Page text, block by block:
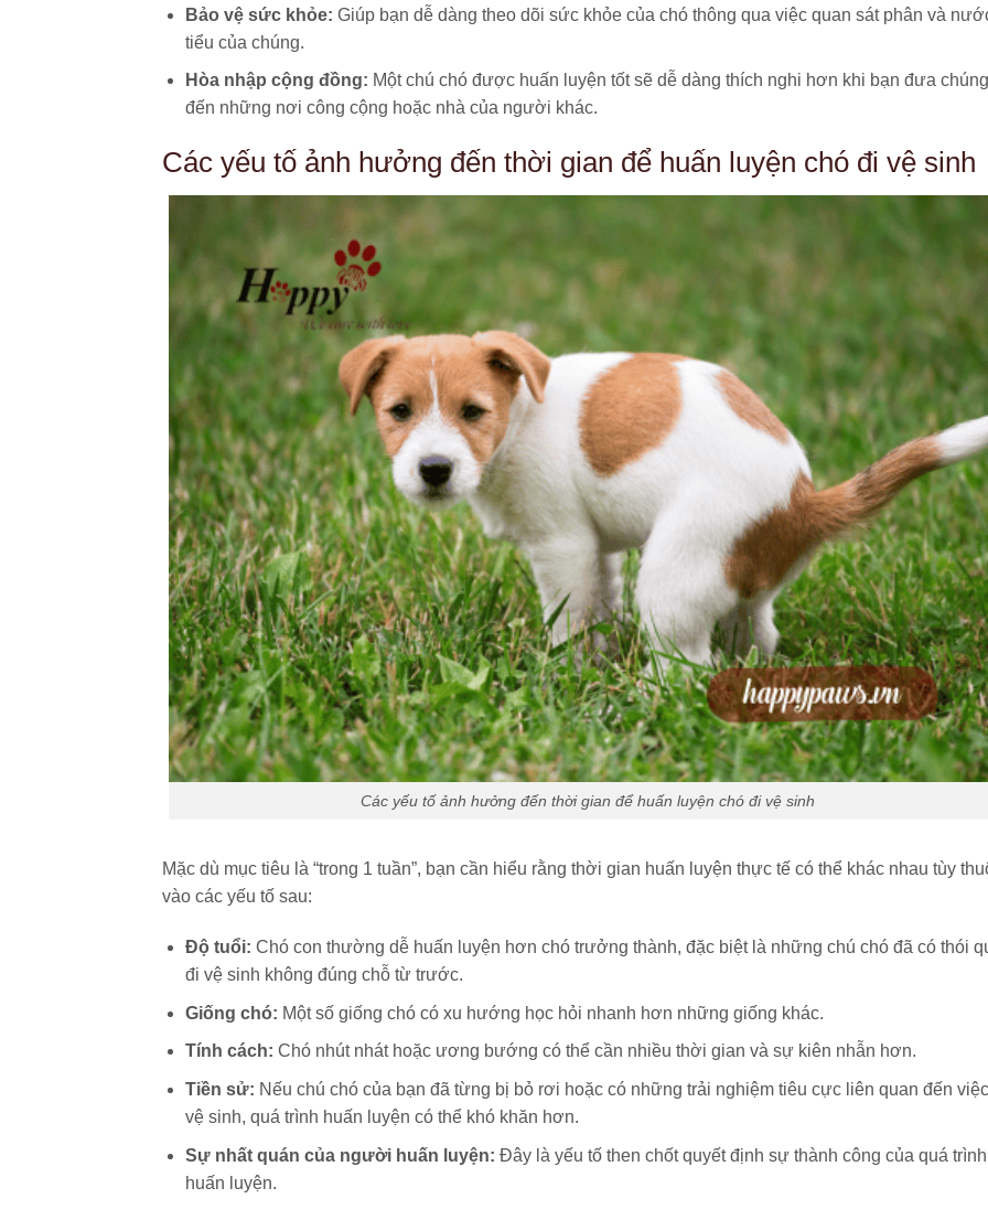
Bảo vệ sức khỏe: Giúp bạn dễ dàng theo dõi sức khỏe của chó thông qua việc quan sát phân và
tiểu của chúng.
Hòa nhập cộng đồng: Một chú chó được huấn luyện tốt sẽ dễ dàng thích nghi hơn khi bạn đưa chúng
đến những nơi công cộng hoặc nhà của người khác.
Các yếu tố ảnh hưởng đến thời gian để huấn luyện chó đi vệ sinh
Các yếu tố ảnh hưởng đến thời gian để huấn luyện chó đi vệ sinh
Mặc dù mục tiêu là “trong 1 tuần”, bạn cần hiểu rằng thời gian huấn luyện thực tế có thể khác nhau tùy
vào các yếu tố sau:
Độ tuổi: Chó con thường dễ huấn luyện hơn chó trưởng thành, đặc biệt là những chú chó đã có thói
đi vệ sinh không đúng chỗ từ trước.
Giống chó: Một số giống chó có xu hướng học hỏi nhanh hơn những giống khác.
Tính cách: Chó nhút nhát hoặc ương bướng có thể cần nhiều thời gian và sự kiên nhẫn hơn.
Tiền sử: Nếu chú chó của bạn đã từng bị bỏ rơi hoặc có những trải nghiệm tiêu cực liên quan đến
vệ sinh, quá trình huấn luyện có thể khó khăn hơn.
Sự nhất quán của người huấn luyện: Đây là yếu tố then chốt quyết định sự thành công của quá trình
huấn luyện.